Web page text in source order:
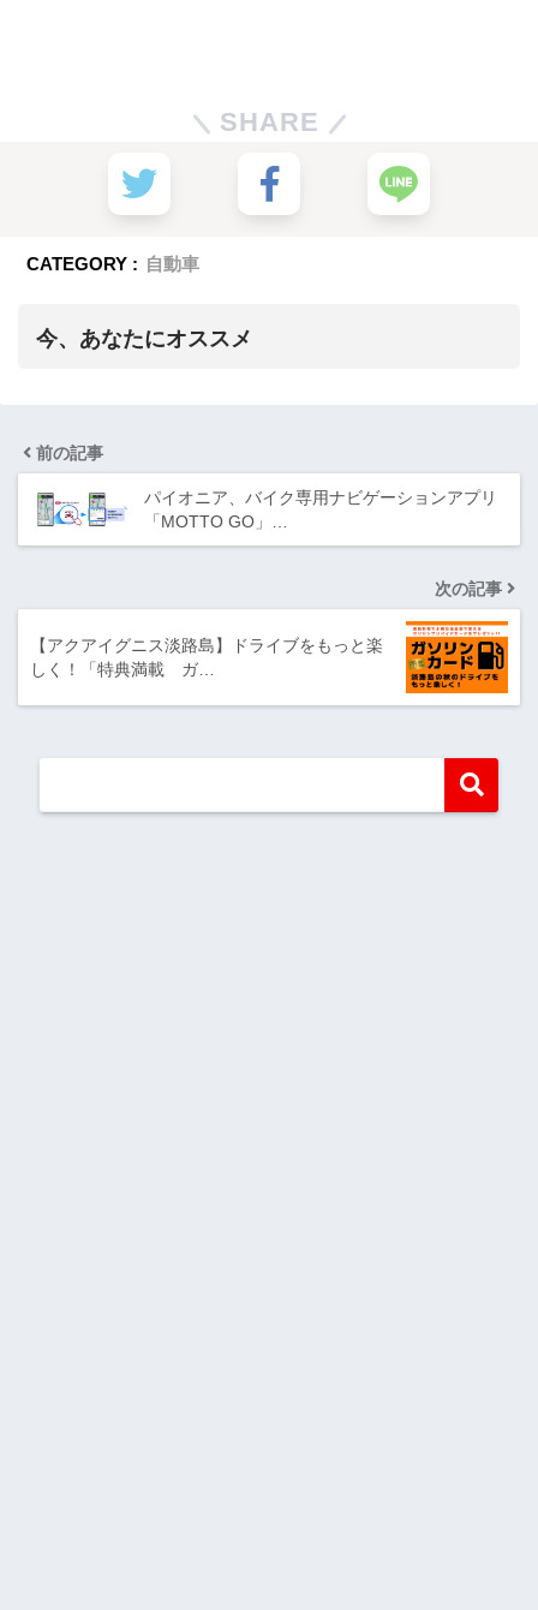
SHARE
CATEGORY : 自動車
今、あなたにオススメ
前の記事
パイオニア、バイク専用ナビゲーションアプリ
「MOTTO GO」…
次の記事
【アクアイグニス淡路島】ドライブをもっと楽
しく！「特典満載 ガ…